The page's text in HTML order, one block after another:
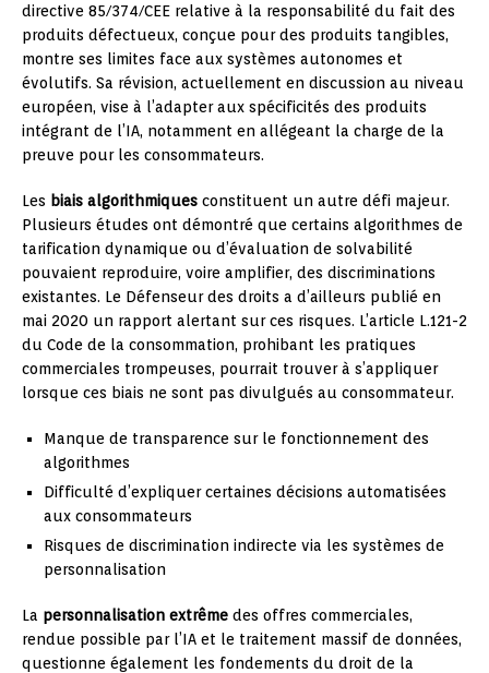
directive 85/374/CEE relative à la responsabilité du fait des
produits défectueux, conçue pour des produits tangibles,
montre ses limites face aux systèmes autonomes et
évolutifs. Sa révision, actuellement en discussion au niveau
européen, vise à l’adapter aux spécificités des produits
intégrant de l’IA, notamment en allégeant la charge de la
preuve pour les consommateurs.
Les biais algorithmiques constituent un autre défi majeur.
Plusieurs études ont démontré que certains algorithmes de
tarification dynamique ou d’évaluation de solvabilité
pouvaient reproduire, voire amplifier, des discriminations
existantes. Le Défenseur des droits a d’ailleurs publié en
mai 2020 un rapport alertant sur ces risques. L’article L.121-2
du Code de la consommation, prohibant les pratiques
commerciales trompeuses, pourrait trouver à s’appliquer
lorsque ces biais ne sont pas divulgués au consommateur.
Manque de transparence sur le fonctionnement des
algorithmes
Difficulté d’expliquer certaines décisions automatisées
aux consommateurs
Risques de discrimination indirecte via les systèmes de
personnalisation
La personnalisation extrême des offres commerciales,
rendue possible par l’IA et le traitement massif de données,
questionne également les fondements du droit de la